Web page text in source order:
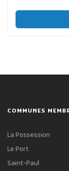
COMMUNES
La Possession
Le Port
Saint-Paul